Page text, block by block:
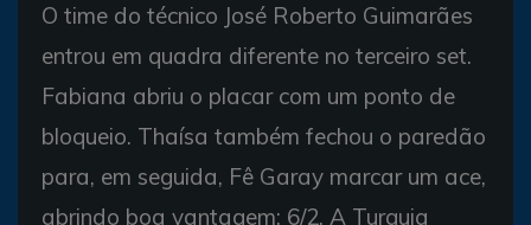
O time do técnico José Roberto Guimarães
entrou em quadra diferente no terceiro set.
Fabiana abriu o placar com um ponto de
bloqueio. Thaísa também fechou o paredão
para, em seguida, Fê Garay marcar um ace,
abrindo boa vantagem: 6/2. A Turquia